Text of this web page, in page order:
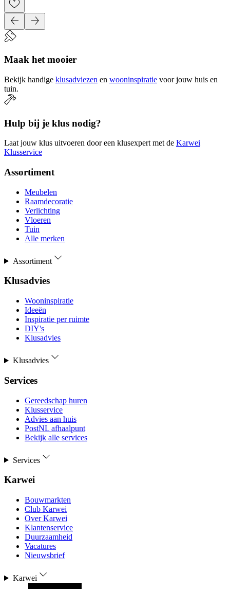
Maak het mooier
Bekijk handige klusadviezen en wooninspiratie voor jouw huis en
tuin.
Hulp bij je klus nodig?
Laat jouw klus uitvoeren door een klusexpert met de Karwei
Klusservice
Assortiment
Meubelen
Raamdecoratie
Verlichting
Vloeren
Tuin
Alle merken
Assortiment
Klusadvies
Wooninspiratie
Ideeën
Inspiratie per ruimte
DIY's
Klusadvies
Klusadvies
Services
Gereedschap huren
Klusservice
Advies aan huis
PostNL afhaalpunt
Bekijk alle services
Services
Karwei
Bouwmarkten
Club Karwei
Over Karwei
Klantenservice
Duurzaamheid
Vacatures
Nieuwsbrief
Karwei